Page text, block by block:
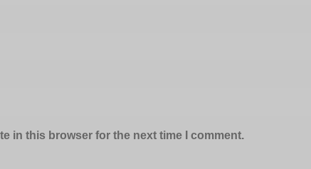
in this browser for the next time I comment.